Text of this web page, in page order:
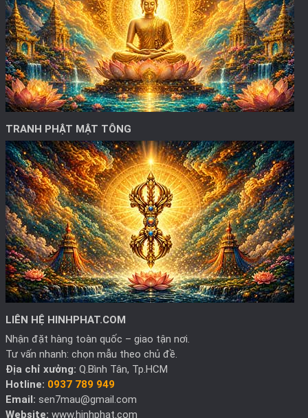
TRANH PHẬT MẬT TÔNG
LIÊN HỆ HINHPHAT.COM
Nhận đặt hàng toàn quốc – giao tận nơi.
Tư vấn nhanh: chọn mẫu theo chủ đề.
Địa chỉ xưởng: Q.Bình Tân, Tp.HCM
Hotline: 0937 789 949
Email: sen7mau@gmail.com
Website: www.hinhphat.com